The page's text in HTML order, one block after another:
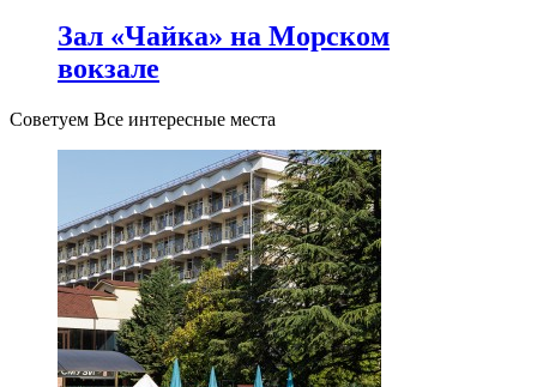
Зал «Чайка» на Морском
вокзале
Советуем Все интересные места